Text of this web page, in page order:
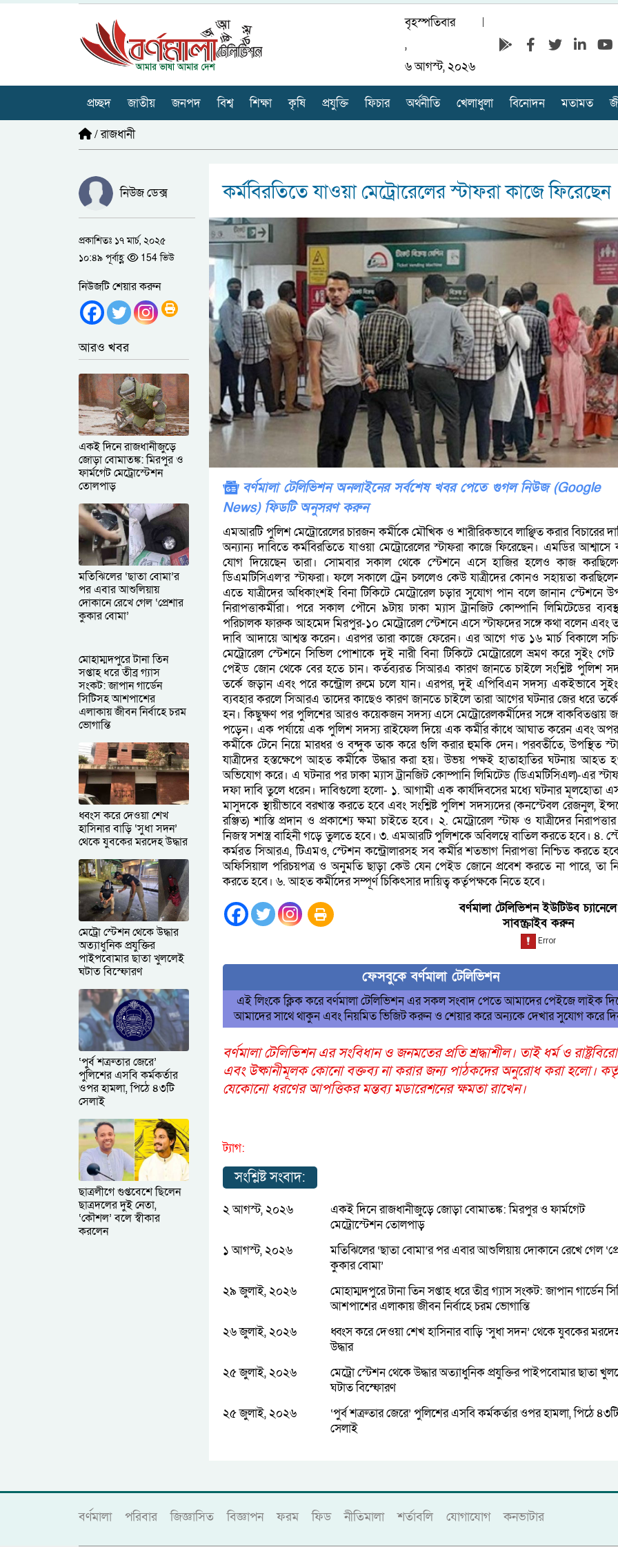
বৃহস্পতিবার
,
৬ আগস্ট, ২০২৬
প্রচ্ছদ জাতীয় জনপদ বিশ্ব শিক্ষা কৃষি প্রযুক্তি ফিচার অর্থনীতি খেলাধুলা বিনোদন মতামত
/রাজধানী
নিউজ ডেক্স
প্রকাশিতঃ ১৭ মার্চ, ২০২৫
১০:৪৯ পূর্বাহ্ণ
154 ভিউ
নিউজটি শেয়ার করুন
আরও খবর
একই দিনে রাজধানীজুড়ে
জোড়া বোমাতঙ্ক: মিরপুর ও
ফার্মগেট মেট্রোস্টেশন
তোলপাড়
মতিঝিলের ‘ছাতা বোমা’র
পর এবার আশুলিয়ায়
দোকানে রেখে গেল ‘প্রেশার
কুকার বোমা’
মোহাম্মদপুরে টানা তিন
সপ্তাহ ধরে তীব্র গ্যাস
সংকট: জাপান গার্ডেন
সিটিসহ আশপাশের
এলাকায় জীবন নির্বাহে চরম
ভোগান্তি
ধ্বংস করে দেওয়া শেখ
হাসিনার বাড়ি ‘সুধা সদন’
থেকে যুবকের মরদেহ উদ্ধার
মেট্রো স্টেশন থেকে উদ্ধার
অত্যাধুনিক প্রযুক্তির
পাইপবোমার ছাতা খুললেই
ঘটাত বিস্ফোরণ
‘পুর্ব শত্রুতার জেরে’
পুলিশের এসবি কর্মকর্তার
ওপর হামলা, পিঠে ৪৩টি
সেলাই
ছাত্রলীগে গুপ্তবেশে ছিলেন
ছাত্রদলের দুই নেতা,
‘কৌশল’ বলে স্বীকার
করলেন
কর্মবিরতিতে যাওয়া মেট্রোরেলের স্টাফরা কাজে ফিরেছেন
বর্ণমালা টেলিভিশন অনলাইনের সর্বশেষ খবর পেতে গুগল নিউজ (Google
News) ফিডটি অনুসরণ করুন
এমআরটি পুলিশ মেট্রোরেলের চারজন কর্মীকে মৌখিক ও শারীরিকভাবে লাঞ্ছিত করার বিচারের
অন্যান্য দাবিতে কর্মবিরতিতে যাওয়া মেট্রোরেলের স্টাফরা কাজে ফিরেছেন। এমডির আশ্বাসে
যোগ দিয়েছেন তারা। সোমবার সকাল থেকে স্টেশনে এসে হাজির হলেও কাজ
ডিএমটিসিএল’র স্টাফরা। ফলে সকালে ট্রেন চললেও কেউ যাত্রীদের কোনও সহায়তা
এতে যাত্রীদের অধিকাংশই বিনা টিকিটে মেট্রোরেল চড়ার সুযোগ পান বলে জানান স্টেশনে
নিরাপত্তাকর্মীরা। পরে সকাল পৌনে ৯টায় ঢাকা ম্যাস ট্রানজিট কোম্পানি লিমিটেডের
পরিচালক ফারুক আহমেদ মিরপুর-১০ মেট্রোরেল স্টেশনে এসে স্টাফদের সঙ্গে কথা বলেন এবং
দাবি আদায়ে আশ্বস্ত করেন। এরপর তারা কাজে ফেরেন। এর আগে গত ১৬ মার্চ বিকালে
মেট্রোরেল স্টেশনে সিভিল পোশাকে দুই নারী বিনা টিকিটে মেট্রোরেলে ভ্রমণ করে সুইং গেট
পেইড জোন থেকে বের হতে চান। কর্তব্যরত সিআরএ কারণ জানতে চাইলে সংশ্লিষ্ট পুলিশ
তর্কে জড়ান এবং পরে কন্ট্রোল রুমে চলে যান। এরপর, দুই এপিবিএন সদস্য একইভাবে
ব্যবহার করলে সিআরএ তাদের কাছেও কারণ জানতে চাইলে তারা আগের ঘটনার জের ধরে তর্কে
হন। কিছুক্ষণ পর পুলিশের আরও কয়েকজন সদস্য এসে মেট্রোরেলকর্মীদের সঙ্গে বাকবিতণ্ডায়
পড়েন। এক পর্যায়ে এক পুলিশ সদস্য রাইফেল দিয়ে এক কর্মীর কাঁধে আঘাত করেন এবং
কর্মীকে টেনে নিয়ে মারধর ও বন্দুক তাক করে গুলি করার হুমকি দেন। পরবর্তীতে, উপস্থিত
যাত্রীদের হস্তক্ষেপে আহত কর্মীকে উদ্ধার করা হয়। উভয় পক্ষই হাতাহাতির ঘটনায় আহত
অভিযোগ করে। এ ঘটনার পর ঢাকা ম্যাস ট্রানজিট কোম্পানি লিমিটেড (ডিএমটিসিএল)-এর
দফা দাবি তুলে ধরেন। দাবিগুলো হলো- ১. আগামী এক কার্যদিবসের মধ্যে ঘটনার মূলহোতা
মাসুদকে স্থায়ীভাবে বরখাস্ত করতে হবে এবং সংশ্লিষ্ট পুলিশ সদস্যদের (কনস্টেবল রেজনুল,
রঞ্জিত) শাস্তি প্রদান ও প্রকাশ্যে ক্ষমা চাইতে হবে। ২. মেট্রোরেল স্টাফ ও যাত্রীদের
নিজস্ব সশস্ত্র বাহিনী গড়ে তুলতে হবে। ৩. এমআরটি পুলিশকে অবিলম্বে বাতিল করতে হবে। ৪.
কর্মরত সিআরএ, টিএমও, স্টেশন কন্ট্রোলারসহ সব কর্মীর শতভাগ নিরাপত্তা নিশ্চিত করতে
অফিসিয়াল পরিচয়পত্র ও অনুমতি ছাড়া কেউ যেন পেইড জোনে প্রবেশ করতে না পারে, তা
করতে হবে। ৬. আহত কর্মীদের সম্পূর্ণ চিকিৎসার দায়িত্ব কর্তৃপক্ষকে নিতে হবে।
বর্ণমালা টেলিভিশন ইউটিউব চ্যানেলে
সাবস্ক্রাইব করুন
ফেসবুকে বর্ণমালা টেলিভিশন
এই লিংকে ক্লিক করে বর্ণমালা টেলিভিশন এর সকল সংবাদ পেতে আমাদের পেইজে লাইক
আমাদের সাথে থাকুন এবং নিয়মিত ভিজিট করুন ও শেয়ার করে অন্যকে দেখার সুযোগ করে
বর্ণমালা টেলিভিশন এর সংবিধান ও জনমতের প্রতি শ্রদ্ধাশীল। তাই ধর্ম ও
এবং উষ্কানীমূলক কোনো বক্তব্য না করার জন্য পাঠকদের অনুরোধ করা হলো।
যেকোনো ধরণের আপত্তিকর মন্তব্য মডারেশনের ক্ষমতা রাখেন।
ট্যাগ:
সংশ্লিষ্ট সংবাদ:
২ আগস্ট, ২০২৬
একই দিনে রাজধানীজুড়ে জোড়া বোমাতঙ্ক: মিরপুর ও ফার্মগেট
মেট্রোস্টেশন তোলপাড়
১ আগস্ট, ২০২৬
মতিঝিলের ‘ছাতা বোমা’র পর এবার আশুলিয়ায় দোকানে রেখে গেল
কুকার বোমা’
২৯ জুলাই, ২০২৬
মোহাম্মদপুরে টানা তিন সপ্তাহ ধরে তীব্র গ্যাস সংকট: জাপান গার্ডেন
আশপাশের এলাকায় জীবন নির্বাহে চরম ভোগান্তি
২৬ জুলাই, ২০২৬
ধ্বংস করে দেওয়া শেখ হাসিনার বাড়ি ‘সুধা সদন’ থেকে যুবকের
উদ্ধার
২৫ জুলাই, ২০২৬
মেট্রো স্টেশন থেকে উদ্ধার অত্যাধুনিক প্রযুক্তির পাইপবোমার ছাতা
ঘটাত বিস্ফোরণ
২৫ জুলাই, ২০২৬
‘পুর্ব শত্রুতার জেরে’ পুলিশের এসবি কর্মকর্তার ওপর হামলা, পিঠে ৪৩টি
সেলাই
বর্ণমালা পরিবার জিজ্ঞাসিত বিজ্ঞাপন ফরম ফিড নীতিমালা শর্তাবলি যোগাযোগ কনভাটার